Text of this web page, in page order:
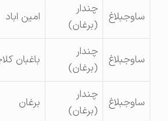
ساوجبلاغ
چندار
(برغان)
امین اباد
ساوجبلاغ
چندار
(برغان)
باغبان کلاچی
ساوجبلاغ
چندار
(برغان)
برغان